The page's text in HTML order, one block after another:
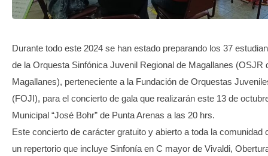
Durante todo este 2024 se han estado preparando los 37
de la Orquesta Sinfónica Juvenil Regional de Magallanes (OSJR
Magallanes), perteneciente a la Fundación de Orquestas
(FOJI), para el concierto de gala que realizarán este 13 de
Municipal “José Bohr” de Punta Arenas a las 20 hrs.
Este concierto de carácter gratuito y abierto a toda la comunidad
un repertorio que incluye Sinfonía en C mayor de Vivaldi,